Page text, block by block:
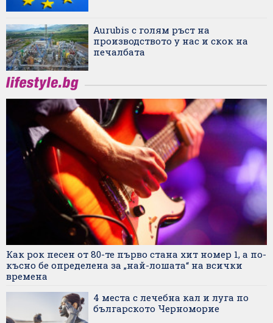
Aurubis с голям ръст на
производството у нас и скок на
печалбата
Как рок песен от 80-те първо стана хит номер 1, а по-
късно бе определена за „най-лошата“ на всички
времена
4 места с лечебна кал и луга по
българското Черноморие